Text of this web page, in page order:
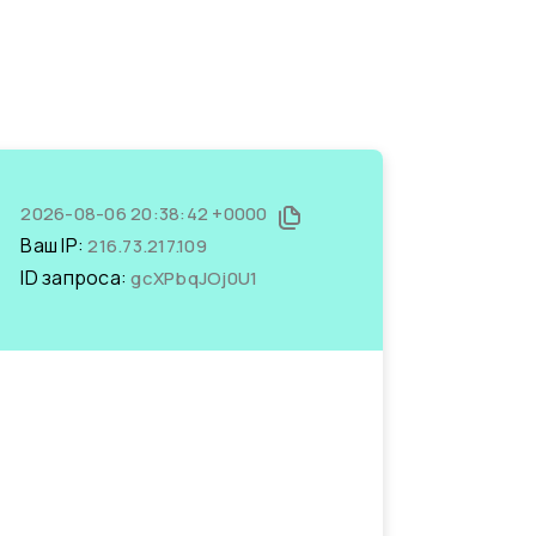
2026-08-06 20:38:42 +0000
Ваш IP:216.73.217.109
ID запроса:gcXPbqJOj0U1